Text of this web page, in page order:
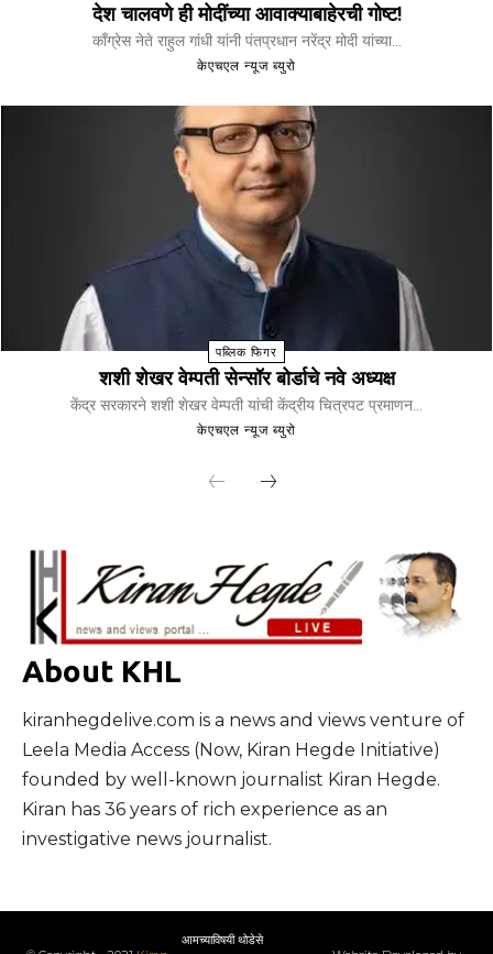
देश चालवणे ही मोदींच्या आवाक्याबाहेरची गोष्ट!
काँग्रेस नेते राहुल गांधी यांनी पंतप्रधान नरेंद्र मोदी यांच्या...
केएचएल न्यूज ब्युरो
पब्लिक फिगर
शशी शेखर वेम्पती सेन्सॉर बोर्डाचे नवे अध्यक्ष
केंद्र सरकारने शशी शेखर वेम्पती यांची केंद्रीय चित्रपट प्रमाणन...
केएचएल न्यूज ब्युरो
About KHL
kiranhegdelive.com is a news and views venture of
Leela Media Access (Now, Kiran Hegde Initiative)
founded by well-known journalist Kiran Hegde.
Kiran has 36 years of rich experience as an
investigative news journalist.
आमच्याविषयी थोडेसे